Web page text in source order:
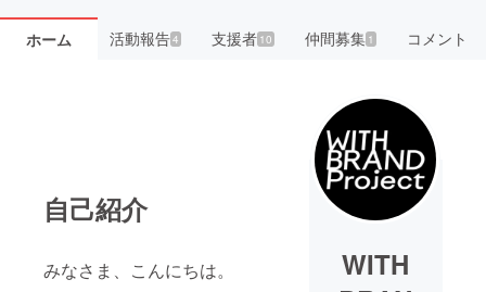
ホーム 活動報告4 支援者 10 仲間募集 1 コメント
自己紹介
みなさま、こんにちは。
WITH